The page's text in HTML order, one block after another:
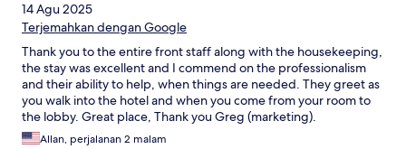
14 Agu 2025
Terjemahkan dengan Google
Thank you to the entire front staff along with the housekeeping,
the stay was excellent and I commend on the professionalism
and their ability to help, when things are needed. They greet as
you walk into the hotel and when you come from your room to
the lobby. Great place, Thank you Greg (marketing).
Allan, perjalanan 2 malam